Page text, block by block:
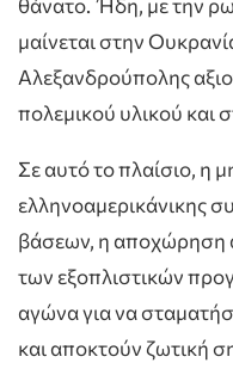
θάνατο. Ήδη, με την
μαίνεται στην
Αλεξανδρούπολης
πολεμικού υλικού και
Σε αυτό το πλαίσιο, η
ελληνοαμερικάνικης
βάσεων, η αποχώρηση
των εξοπλιστικών
αγώνα για να
και αποκτούν ζωτική